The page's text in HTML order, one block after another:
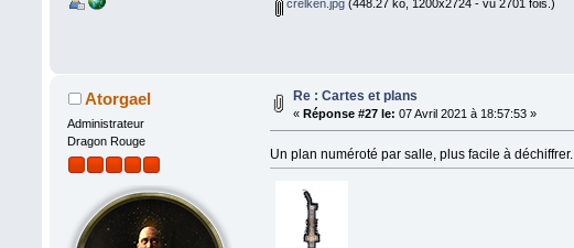
crelken.jpg (448.27 ko, 1200x2724 - vu 2701 fois.)
Atorgael
Administrateur
Dragon Rouge
Re : Cartes et plans
«Réponse #27 le: 07 Avril 2021 à 18:57:53 »
Un plan numéroté par salle, plus facile à déchiffrer.